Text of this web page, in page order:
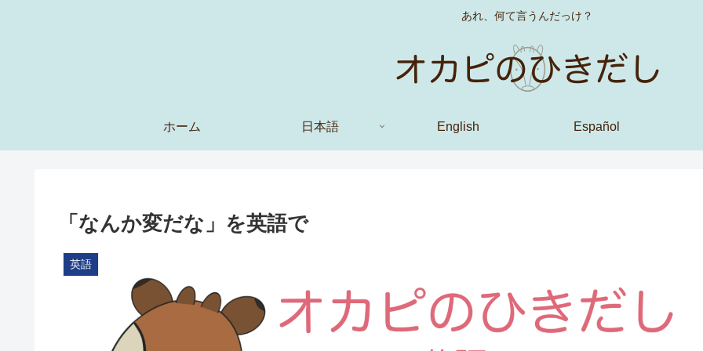
あれ、何て言うんだっけ？
ホーム 日本語 English Español
「なんか変だな」を英語で
英語